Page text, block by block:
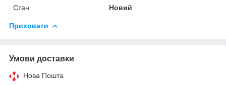
Стан
Новий
Приховати
Умови доставки
Нова Пошта